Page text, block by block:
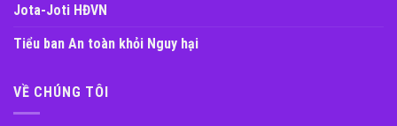
Jota-Joti HĐVN
Tiểu ban An toàn khỏi Nguy hại
VỀ CHÚNG TÔI